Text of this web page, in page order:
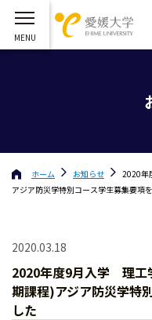
ホーム お知らせ
2020年
アジア防災学特別コース学生募集要項
2020.03.18
2020年度9月入学 理工
期課程)アジア防災学特
した